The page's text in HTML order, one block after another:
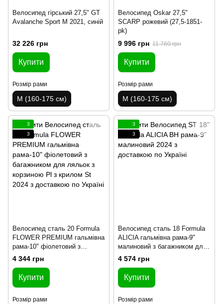
Велосипед гірський 27,5" GT
Avalanche Sport M 2021, синій
32 226 грн
Купити
Розмір рами
M (160-175 см)
Велосипед Oskar 27,5"
SCARP рожевий (27,5-1851-
pk)
9 996 грн 11 760 грн
Купити
Розмір рами
M (160-175 см)
3
3
Велосипед сталь 20 Formula
FLOWER PREMIUM гальмівна
рама-10" фіолетовий з
багажником для ляльок з ко
4 344 грн
Купити
Розмір рами
3
3
Велосипед сталь 18 Formula
ALICIA гальмівна рама-9"
малиновий з багажником для
ляльок з корзиною Pl
4 574 грн
Купити
Розмір рами